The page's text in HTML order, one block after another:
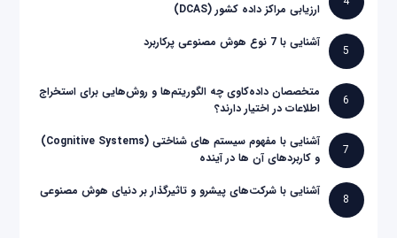
ارزیابی مراکز داده کشور (DCAS)
5
آشنایی با 7 نوع هوش مصنوعی پرکاربرد
6
متخصصان داده‌کاوی چه الگوریتم‌ها و روش‌هایی برای استخراج
اطلاعات در اختیار دارند؟
7
آشنایی با مفهوم سیستم های شناختی (Cognitive Systems)
و کاربردهای آن ها در آینده
8
آشنایی با شرکت‌های پیشرو و تاثیرگذار بر دنیای هوش مصنوعی